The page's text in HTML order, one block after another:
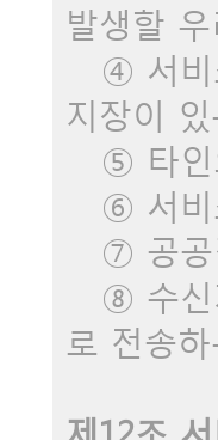
발생할
④ 서비
지장이
⑤ 타인
⑥ 서비
⑦ 공공
⑧ 수신
로 전송
제12조